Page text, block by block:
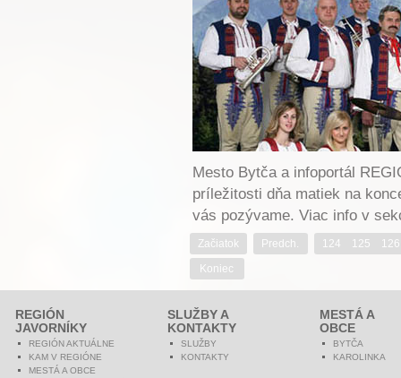
Mesto Bytča a infoportál
príležitosti dňa matiek na
vás pozývame. Viac info v
Začiatok Predch. 124 125
126
Koniec
REGIÓN
JAVORNÍKY
REGIÓN AKTUÁLNE
KAM V REGIÓNE
MESTÁ A OBCE
SLUŽBY A
KONTAKTY
SLUŽBY
KONTAKTY
MESTÁ A
OBCE
BYTČA
KAROLINKA